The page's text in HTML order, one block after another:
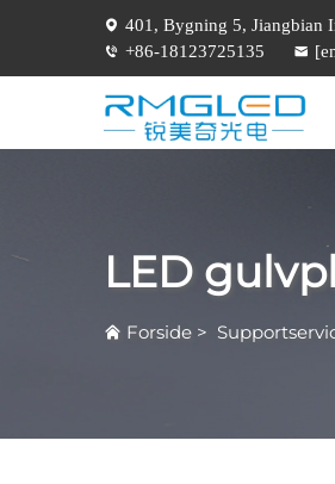
401, Bygning 5, Jiangbian
+86-18123725135
LED
Forside >